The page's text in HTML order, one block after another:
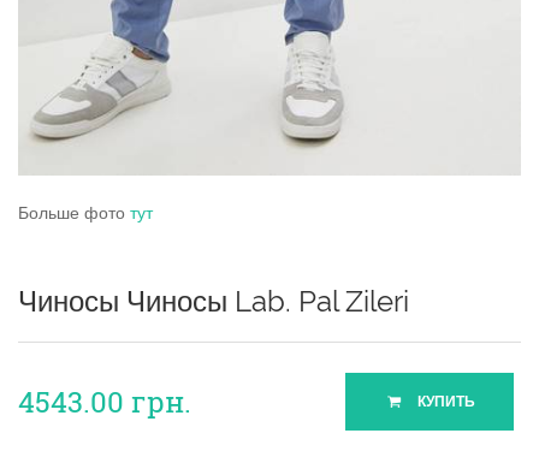
Больше фото тут
Чиносы Чиносы Lab. Pal Zileri
4543.00 грн. КУПИТЬ